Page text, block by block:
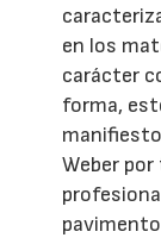
en los
carácter
forma,
Weber